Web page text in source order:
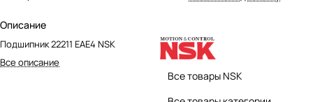
Описание
Подшипник 22211 EAE4 NSK
Все описание
Все товары NSK